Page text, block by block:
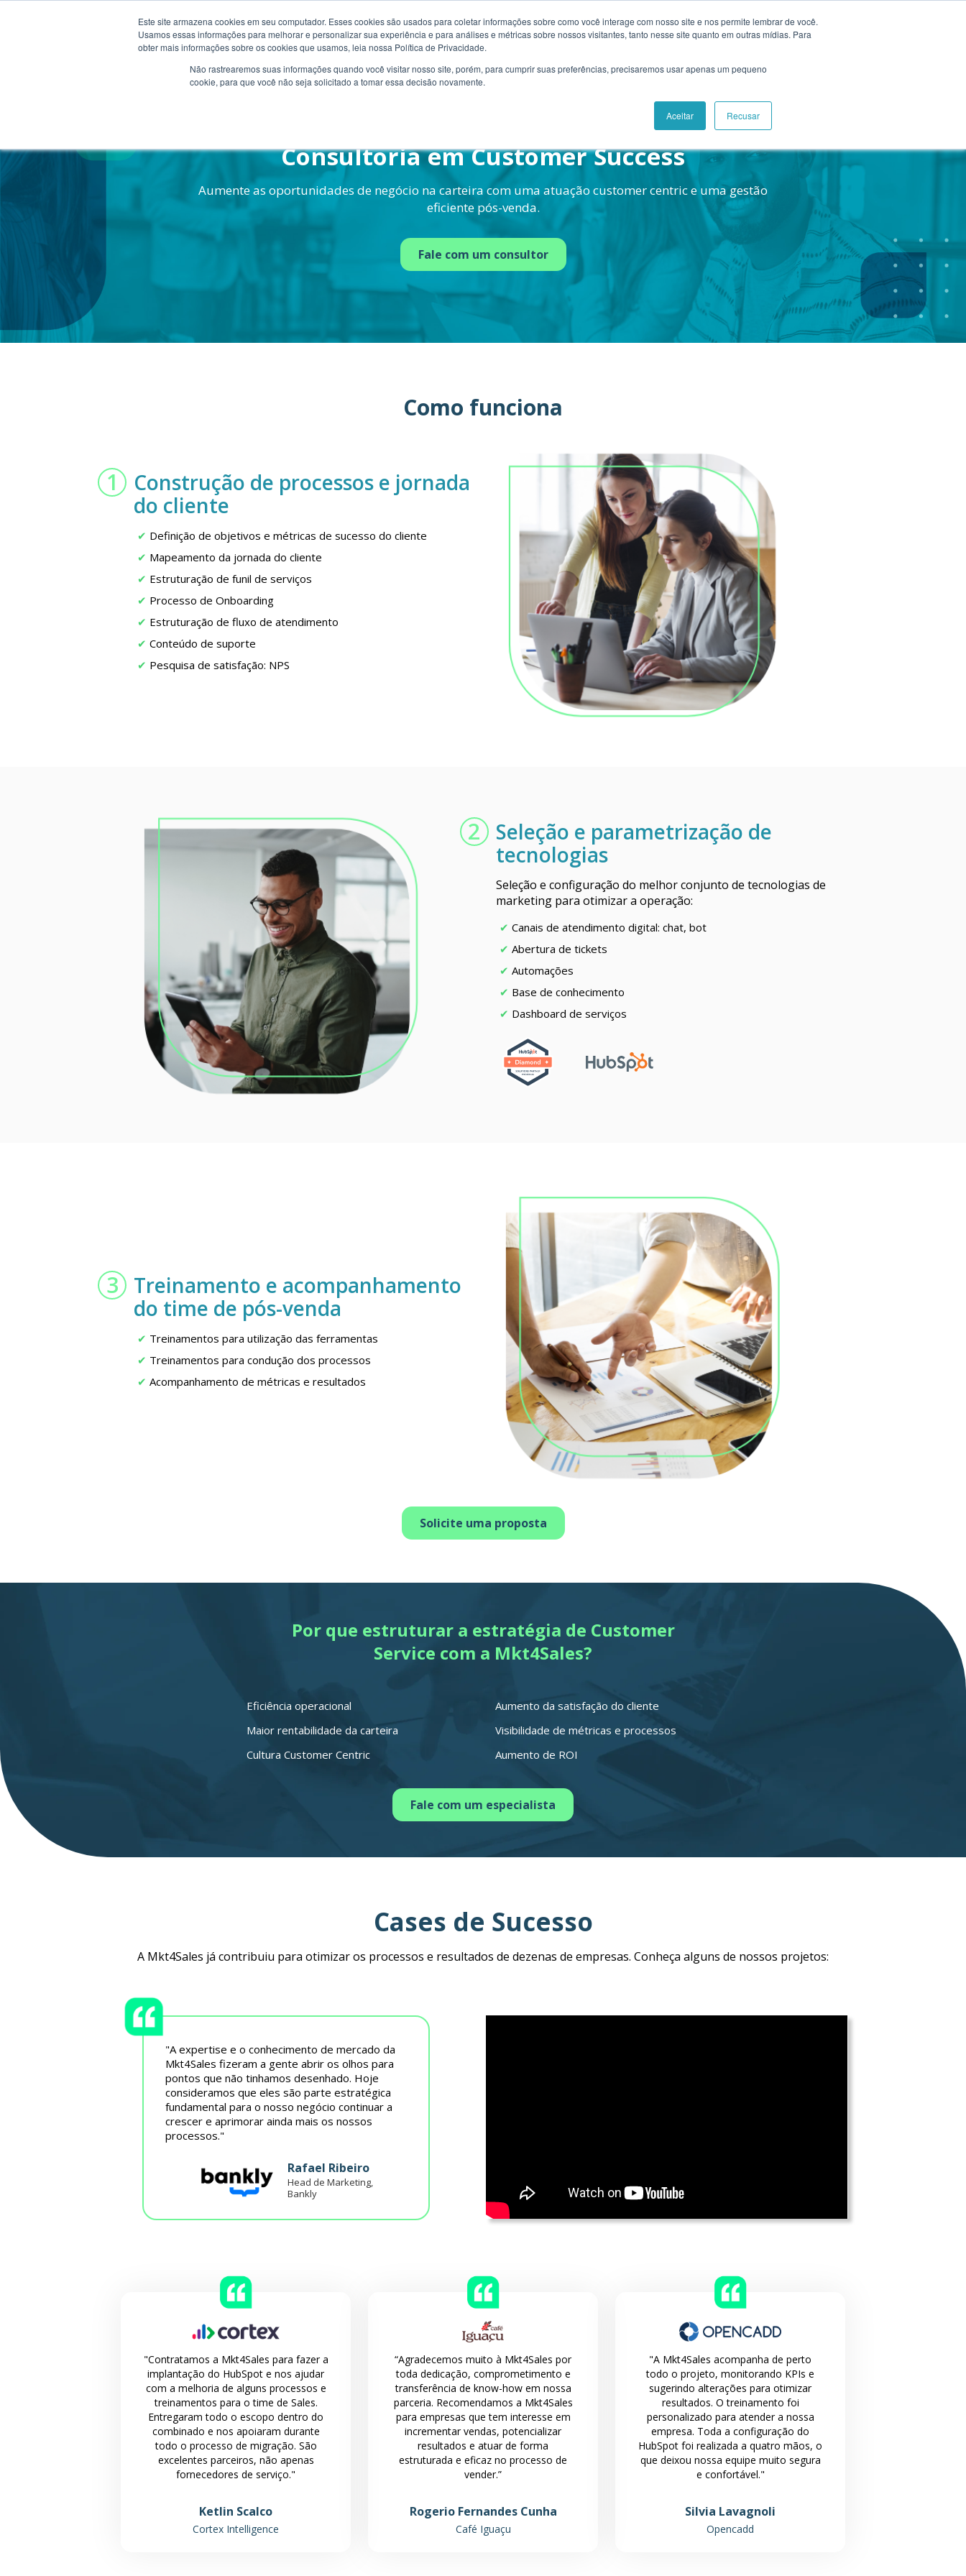
Este site armazena cookies em seu computador. Esses cookies são usados para coletar informações sobre como você interage com nosso site e nos permite lembrar de você.
Usamos essas informações para melhorar e personalizar sua experiência e para análises e métricas sobre nossos visitantes, tanto nesse site quanto em outras mídias. Para
obter mais informações sobre os cookies que usamos, leia nossa Política de Privacidade.
Não rastrearemos suas informações quando você visitar nosso site, porém, para cumprir suas preferências, precisaremos usar apenas um pequeno
cookie, para que você não seja solicitado a tomar essa decisão novamente.
Aceitar Recusar
Soluções Clientes Cases Conteúdo Preço Quem Somos Falar com especialista
Consultoria em Customer Success
Aumente as oportunidades de negócio na carteira com uma atuação customer centric e uma gestão
eficiente pós-venda.
Fale com um consultor
Como funciona
1
Construção de processos e jornada
do cliente
Definição de objetivos e métricas de sucesso do cliente
Mapeamento da jornada do cliente
Estruturação de funil de serviços
Processo de Onboarding
Estruturação de fluxo de atendimento
Conteúdo de suporte
Pesquisa de satisfação: NPS
2
Seleção e parametrização de
tecnologias
Seleção e configuração do melhor conjunto de tecnologias de
marketing para otimizar a operação:
Canais de atendimento digital: chat, bot
Abertura de tickets
Automações
Base de conhecimento
Dashboard de serviços
3 Treinamento e acompanhamento
do time de pós-venda
Treinamentos para utilização das ferramentas
Treinamentos para condução dos processos
Acompanhamento de métricas e resultados
Solicite uma proposta
Por que estruturar a estratégia de Customer
Service com a Mkt4Sales?
Eficiência operacional
Aumento da satisfação do cliente
Maior rentabilidade da carteira
Visibilidade de métricas e processos
Cultura Customer Centric
Aumento de ROI
Fale com um especialista
Cases de Sucesso
A Mkt4Sales já contribuiu para otimizar os processos e resultados de dezenas de empresas. Conheça alguns de nossos projetos:
"A expertise e o conhecimento de mercado da
Mkt4Sales fizeram a gente abrir os olhos para
pontos que não tinhamos desenhado. Hoje
consideramos que eles são parte estratégica
fundamental para o nosso negócio continuar a
crescer e aprimorar ainda mais os nossos
processos."
Rafael Ribeiro
Head de Marketing,
Bankly
"Contratamos a Mkt4Sales para fazer a
implantação do HubSpot e nos ajudar
com a melhoria de alguns processos e
treinamentos para o time de Sales.
Entregaram todo o escopo dentro do
combinado e nos apoiaram durante
todo o processo de migração. São
excelentes parceiros, não apenas
fornecedores de serviço."
Ketlin Scalco
Cortex Intelligence
“Agradecemos muito à Mkt4Sales por
toda dedicação, comprometimento e
transferência de know-how em nossa
parceria. Recomendamos a Mkt4Sales
para empresas que tem interesse em
incrementar vendas, potencializar
resultados e atuar de forma
estruturada e eficaz no processo de
vender.”
Rogerio Fernandes Cunha
Café Iguaçu
"A Mkt4Sales acompanha de perto
todo o projeto, monitorando KPIs e
sugerindo alterações para otimizar
resultados. O treinamento foi
personalizado para atender a nossa
empresa. Toda a configuração do
HubSpot foi realizada a quatro mãos, o
que deixou nossa equipe muito segura
e confortável."
Silvia Lavagnoli
Opencadd